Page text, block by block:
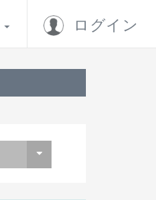
ログイン